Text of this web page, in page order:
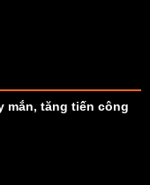
mắn, tăng tiến công